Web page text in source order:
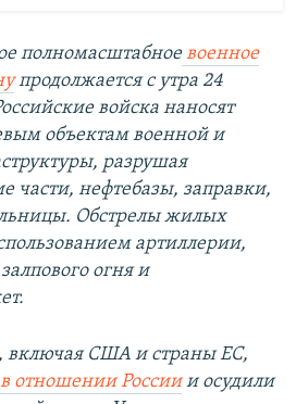
полномасштабноевоенное
продолжается с утра 24
войска наносят
объектам военной и
разрушая
части, нефтебазы, заправки,
Обстрелы жилых
артиллерии,
огня и
включая США и страны ЕС,
отношении Россиии осудили